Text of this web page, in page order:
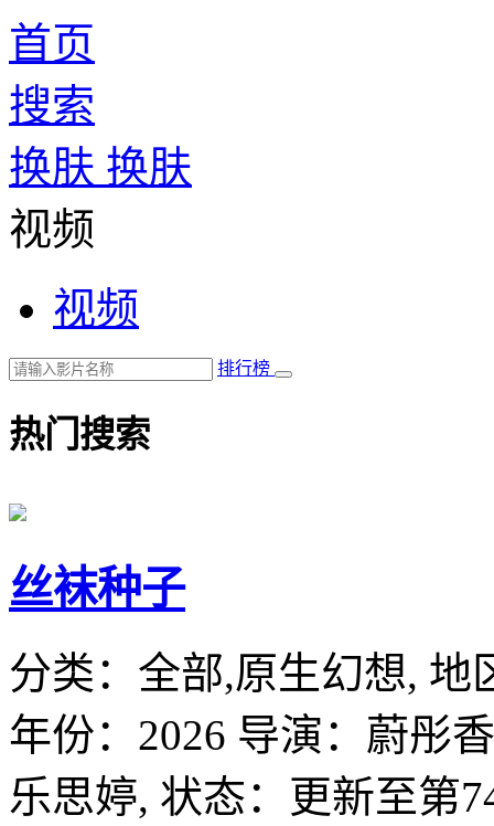
首页
搜索
换肤 换肤
视频
视频
排行榜
热门搜索
丝袜种子
分类： 全部,原生幻想, 地
年份： 2026 导演： 蔚彤
乐思婷, 状态：更新至第